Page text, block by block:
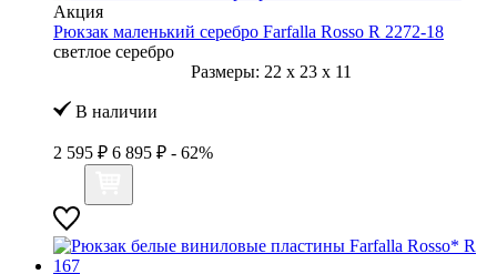
Акция
Рюкзак маленький серебро Farfalla Rosso R 2272-18
светлое серебро
Размеры: 22 x 23 x 11
В наличии
2 595 ₽ 6 895 ₽ - 62%